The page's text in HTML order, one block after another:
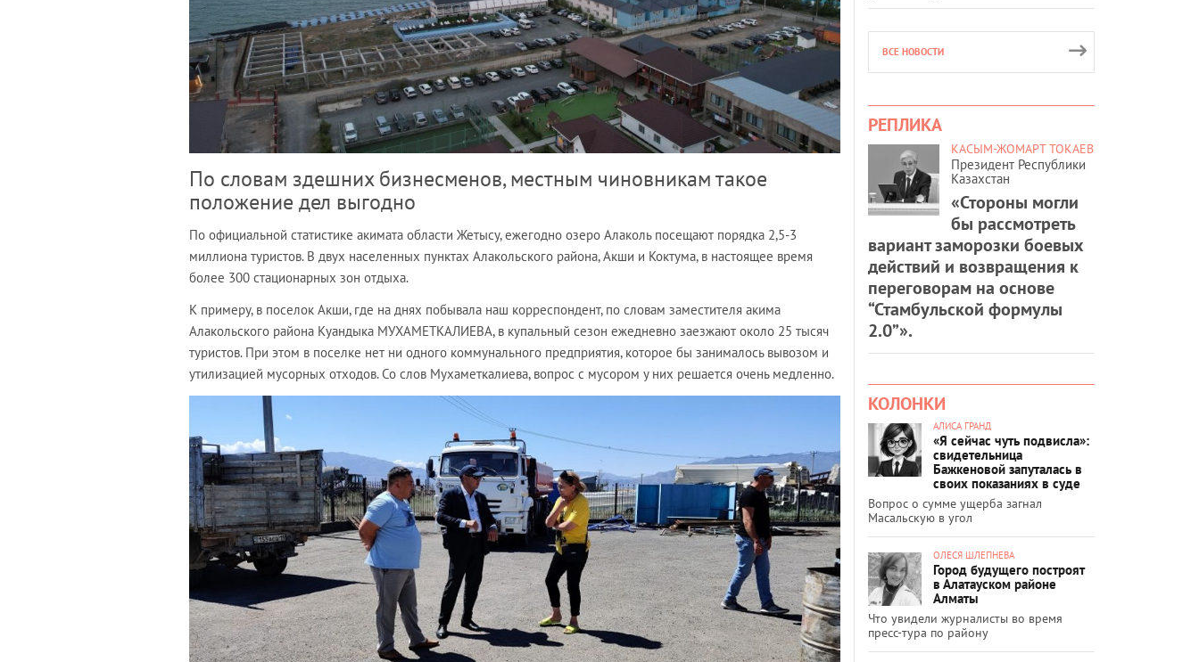
По словам здешних бизнесменов, местным чиновникам такое
положение дел выгодно
По официальной статистике акимата области Жетысу, ежегодно озеро Алаколь посещают порядка 2,5-3
миллиона туристов. В двух населенных пунктах Алакольского района, Акши и Коктума, в настоящее время
более 300 стационарных зон отдыха.
К примеру, в поселок Акши, где на днях побывала наш корреспондент, по словам заместителя акима
Алакольского района Куандыка МУХАМЕТКАЛИЕВА, в купальный сезон ежедневно заезжают около 25 тысяч
туристов. При этом в поселке нет ни одного коммунального предприятия, которое бы занималось вывозом и
утилизацией мусорных отходов. Со слов Мухаметкалиева, вопрос с мусором у них решается очень медленно.
ВСЕ НОВОСТИ
РЕПЛИКА
КАСЫМ-ЖОМАРТ ТОКАЕВ
Президент Республики
Казахстан
«Стороны могли
бы рассмотреть
вариант заморозки боевых
действий и возвращения к
переговорам на основе
“Стамбульской формулы
2.0”».
КОЛОНКИ
АЛИСА ГРАНД
«Я сейчас чуть подвисла»:
свидетельница
Бажкеновой запуталась в
своих показаниях в суде
Вопрос о сумме ущерба загнал
Масальскую в угол
ОЛЕСЯ ШЛЕПНЕВА
Город будущего построят
в Алатауском районе
Алматы
Что увидели журналисты во время
пресс-тура по району